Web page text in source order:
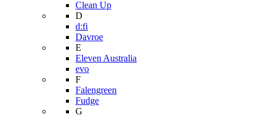
Clean Up
D
d:fi
Davroe
E
Eleven Australia
evo
F
Falengreen
Fudge
G